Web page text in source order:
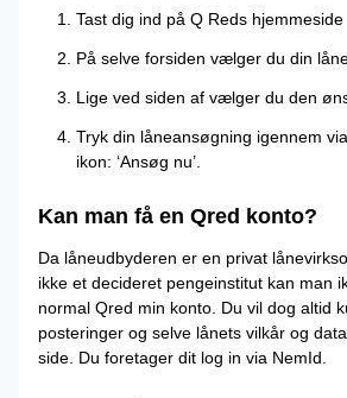
Tast dig ind på Q Reds hjemmeside
På selve forsiden vælger du din
Lige ved siden af vælger du den
Tryk din låneansøgning igennem
ikon: ‘Ansøg nu’.
Kan man få en Qred konto?
Da låneudbyderen er en privat
ikke et decideret pengeinstitut kan man
normal Qred min konto. Du vil dog altid
posteringer og selve lånets vilkår og
side. Du foretager dit log in via NemId.